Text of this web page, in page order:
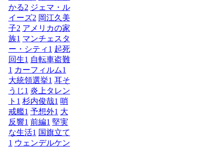
かる2 ジェマ・ル
イーズ2 岡江久美
子2 アメリカの家
族1 マンチェスタ
ー・シティ 1 起死
回生1 自転車盗難
1 カーフィルム1
大統領選挙1 耳そ
うじ1 炎上タレン
ト 1 杉内俊哉1 哨
戒艦1 予想外1 大
反響1 前編1 堅実
な生活1 国旗立て
1 ウェンデルケン